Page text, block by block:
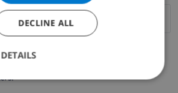
* són obligatoris)
Les teves dades personals no es
DECLINE ALL